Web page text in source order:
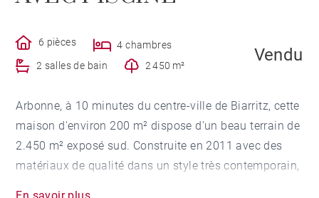
6 pièces
4 chambres
2 salles de bain
2 450 m²
Vendu
Arbonne, à 10 minutes du centre-ville de Biarritz, cette
maison d'environ 200 m² dispose d'un beau terrain de
2.450 m² exposé sud. Construite en 2011 avec des
matériaux de qualité dans un style très contemporain,